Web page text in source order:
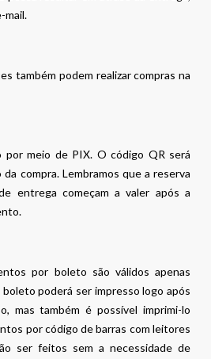
mail.
também podem realizar compras na
por meio de PIX. O código QR será
compra. Lembramos que a reserva
entrega começam a valer após a
por boleto são válidos apenas
boleto poderá ser impresso logo após
mas também é possível imprimi-lo
por código de barras com leitores
ser feitos sem a necessidade de